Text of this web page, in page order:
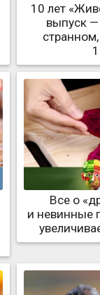
10 лет
выпуск
Все о
и невинные